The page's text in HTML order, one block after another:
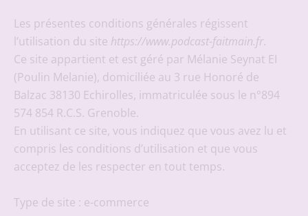
Les présentes conditions générales régissent
l’utilisation du site https://www.podcast-faitmain.fr.
Ce site appartient et est géré par Mélanie Seynat EI
(Poulin Melanie), domiciliée au 3 rue Honoré de
Balzac 38130 Echirolles, immatriculée sous le n°894
574 854 R.C.S. Grenoble.
En utilisant ce site, vous indiquez que vous avez lu et
compris les conditions d’utilisation et que vous
acceptez de les respecter en tout temps.
Type de site : e-commerce